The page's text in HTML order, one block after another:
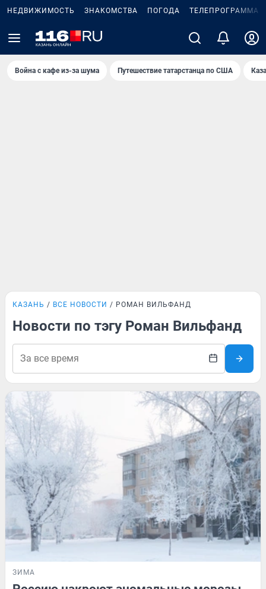
НЕДВИЖИМОСТЬ ЗНАКОМСТВА ПОГОДА ТЕЛЕПРОГРАММА
Война с кафе из-за шума Путешествие татарстанца по США
КАЗАНЬ ВСЕ НОВОСТИ РОМАН ВИЛЬФАНД
Новости по тэгу Роман Вильфанд
ЗИМА